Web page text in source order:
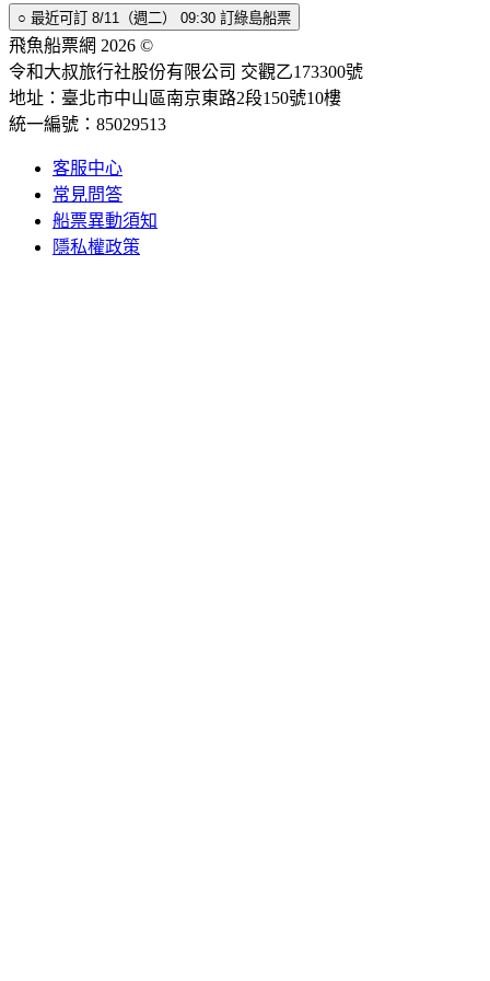
○ 最近可訂 8/11（週二） 09:30 訂綠島船票
飛魚船票網 2026 ©
令和大叔旅行社股份有限公司 交觀乙173300號
地址：臺北市中山區南京東路2段150號10樓
統一編號：85029513
客服中心
常見問答
船票異動須知
隱私權政策